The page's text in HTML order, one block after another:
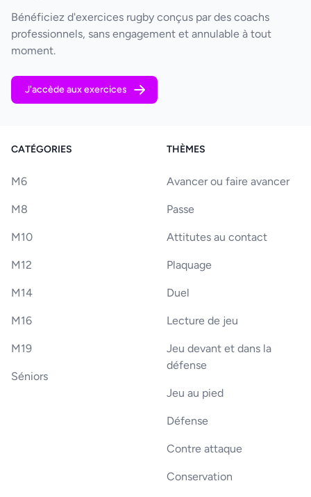
Bénéficiez d'exercices rugby conçus par des coachs
professionnels, sans engagement et annulable à tout
moment.
J'accède aux exercices
CATÉGORIES
M6
M8
M10
M12
M14
M16
M19
Séniors
THÈMES
Avancer ou faire avancer
Passe
Attitutes au contact
Plaquage
Duel
Lecture de jeu
Jeu devant et dans la
défense
Jeu au pied
Défense
Contre attaque
Conservation